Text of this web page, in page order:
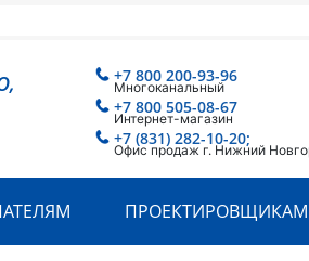
+7 800 200-93-96
Многоканальный
+7 800 505-08-67
Интернет-магазин
+7 (831) 282-10-20;
Офис продаж г. Нижний
ПРОЕКТИРОВЩИКАМ